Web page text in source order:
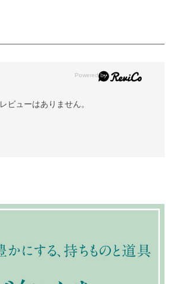
レビューはありません。